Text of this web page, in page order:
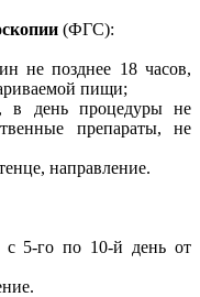
(ФГС):
не позднее 18 часов,
пищи;
в день процедуры не
препараты, не
направление.
с 5-го по 10-й день от